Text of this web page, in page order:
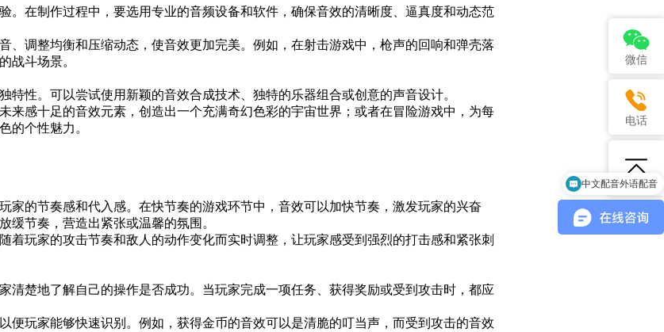
。在制作过程中，要选用专业的音频设备和软件，确保音效的清晰度、逼真度和动态范
、调整均衡和压缩动态，使音效更加完美。例如，在射击游戏中，枪声的回响和弹壳落
战斗场景。
特性。可以尝试使用新颖的音效合成技术、独特的乐器组合或创意的声音设计。
来感十足的音效元素，创造出一个充满奇幻色彩的宇宙世界；或者在冒险游戏中，为每
的个性魅力。
家的节奏感和代入感。在快节奏的游戏环节中，音效可以加快节奏，激发玩家的兴奋
缓节奏，营造出紧张或温馨的氛围。
着玩家的攻击节奏和敌人的动作变化而实时调整，让玩家感受到强烈的打击感和紧张刺
清楚地了解自己的操作是否成功。当玩家完成一项任务、获得奖励或受到攻击时，都应
便玩家能够快速识别。例如，获得金币的音效可以是清脆的叮当声，而受到攻击的音效
微信
电话
中文配音外语配音